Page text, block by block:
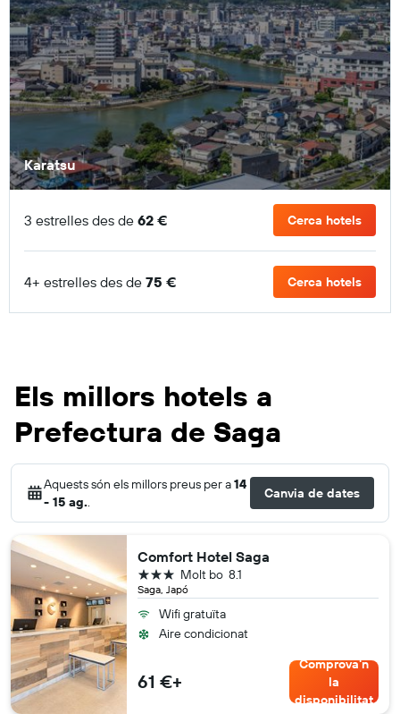
Karatsu
3 estrelles des de 62 € Cerca hotels
4+ estrelles des de 75 € Cerca hotels
Els millors hotels a
Prefectura de Saga
Aquests són els millors preus per a14
- 15 ag..
Canvia de dates
Comfort Hotel Saga
Saga, Japó
8.1
Molt bo
3 estrelles
Wifi gratuïta
Aire condicionat
61 €+
Comprova'n
la
disponibilitat